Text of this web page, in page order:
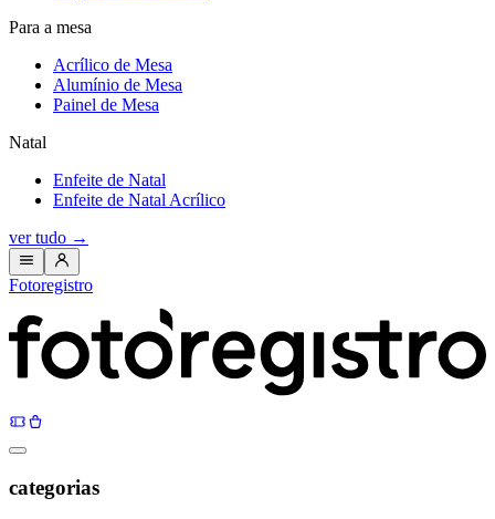
Para a mesa
Acrílico de Mesa
Alumínio de Mesa
Painel de Mesa
Natal
Enfeite de Natal
Enfeite de Natal Acrílico
ver tudo →
Fotoregistro
categorias